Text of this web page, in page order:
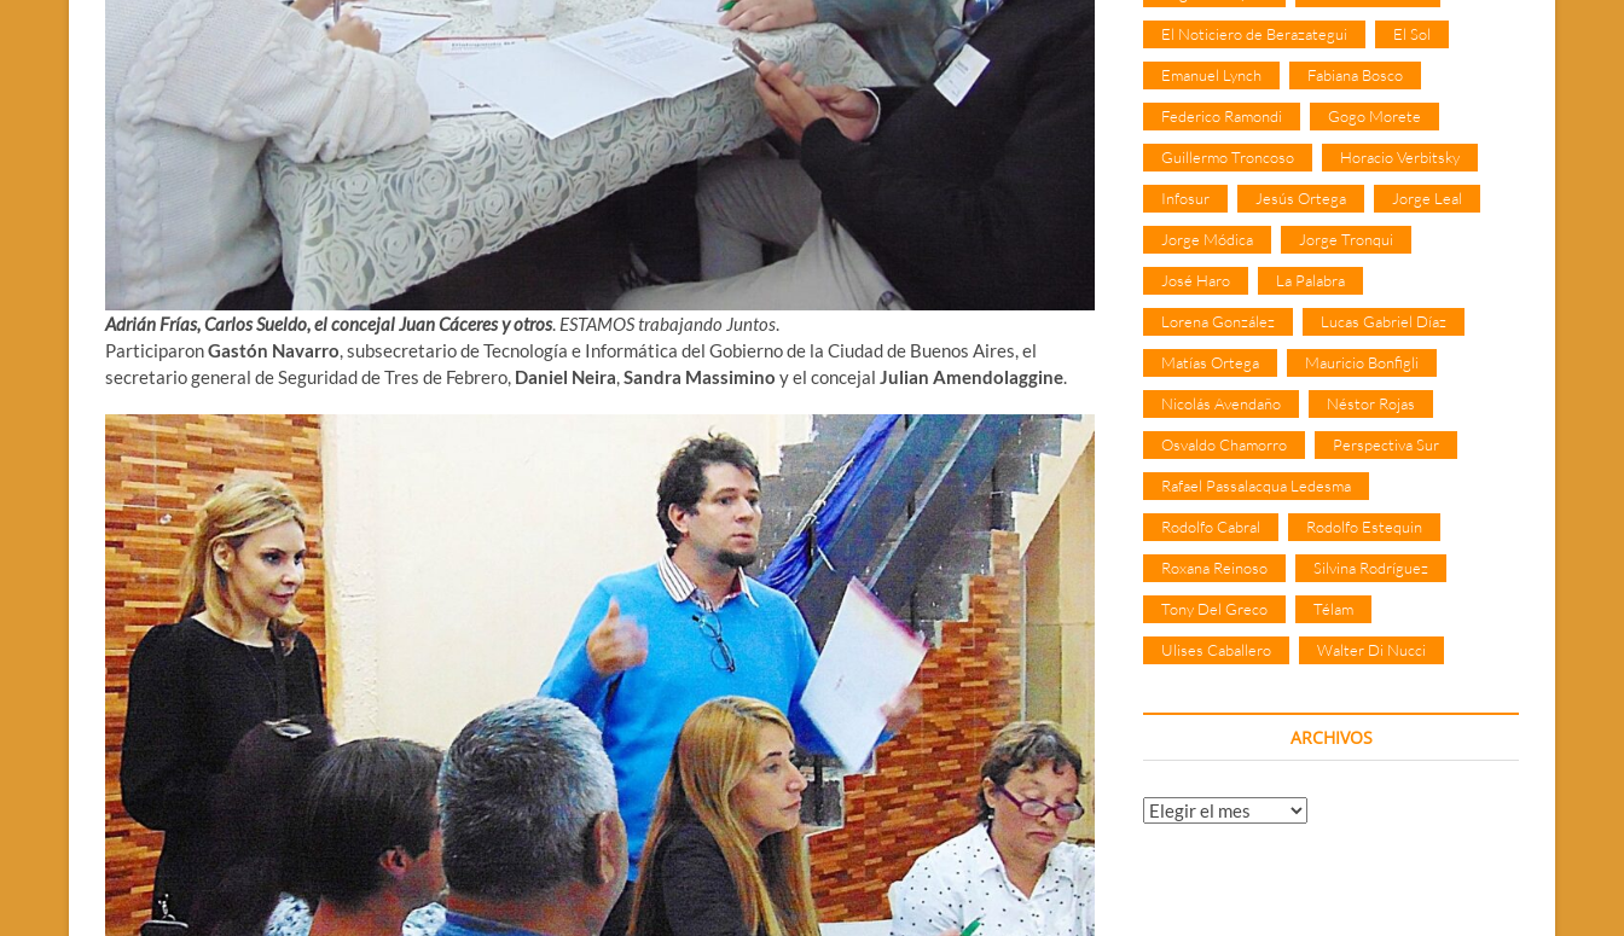
Adrián Frías, Carlos Sueldo, el concejal Juan Cáceres y otros. ESTAMOS trabajando Juntos.
ParticiparonGastón Navarro, subsecretario de Tecnología e Informática del Gobierno de la Ciudad de Buenos Aires, el
secretario general de Seguridad de Tres de Febrero, Daniel Neira,Sandra Massimino y el concejal Julian Amendolaggine.
El Noticiero de Berazategui El Sol
Emanuel Lynch Fabiana Bosco
Federico Ramondi Gogo Morete
Guillermo Troncoso Horacio Verbitsky
Infosur Jesús Ortega Jorge Leal
Jorge Módica Jorge Tronqui
José Haro La Palabra
Lorena González Lucas Gabriel Díaz
Matías Ortega Mauricio Bonfigli
Nicolás Avendaño Néstor Rojas
Osvaldo Chamorro Perspectiva Sur
Rafael Passalacqua Ledesma
Rodolfo Cabral Rodolfo Estequin
Roxana Reinoso Silvina Rodríguez
Tony Del Greco Télam
Ulises Caballero Walter Di Nucci
ARCHIVOS
Archivos